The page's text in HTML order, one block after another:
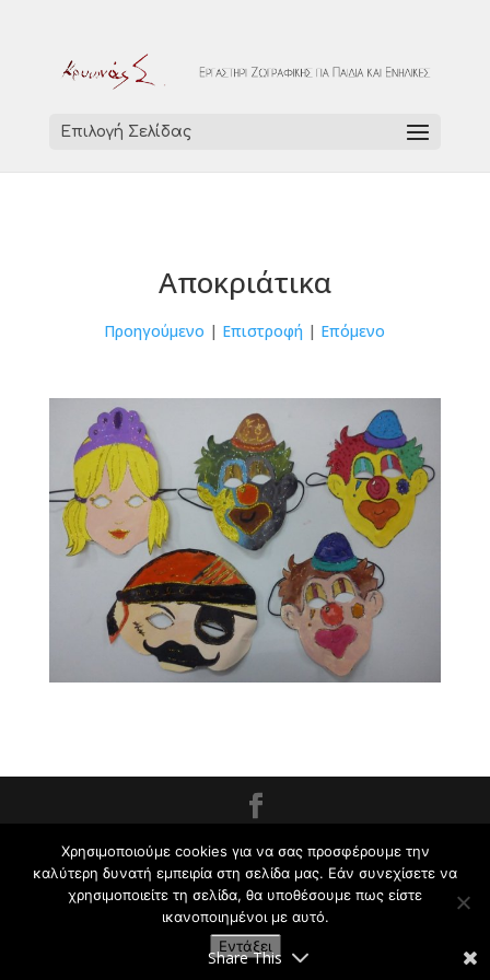
Επιλογή Σελίδας
Αποκριάτικα
Προηγούμενο | Επιστροφή | Επόμενο
Εργαστήρι Ζωγραφικής για Παιδιά και Ενήλικες
Κρυωνάς Σ. | 2009-2021
Share This
Χρησιμοποιούμε cookies για να σας προσφέρουμε την
καλύτερη δυνατή εμπειρία στη σελίδα μας. Εάν συνεχίσετε να
χρησιμοποιείτε τη σελίδα, θα υποθέσουμε πως είστε
ικανοποιημένοι με αυτό.
Εντάξει